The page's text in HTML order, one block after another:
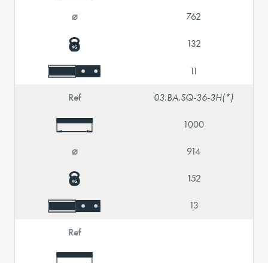
⌀ 762
132
11
Ref 03.BA.SQ-36-3H(*)
1000
⌀ 914
152
13
Ref